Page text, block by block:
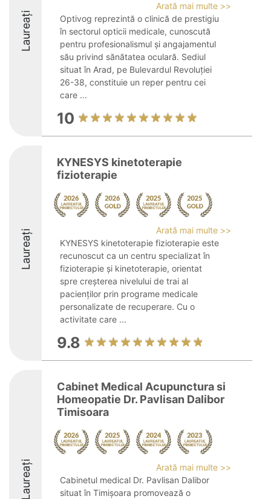
Laureați
Arată mai multe >>
Optivog reprezintă o clinică de prestigiu
în sectorul opticii medicale, cunoscută
pentru profesionalismul și angajamentul
său privind sănătatea oculară. Sediul
situat în Arad, pe Bulevardul Revoluției
26-38, constituie un reper pentru cei
care ...
10
Laureați
KYNESYS kinetoterapie
fizioterapie
Arată mai multe >>
KYNESYS kinetoterapie fizioterapie este
recunoscut ca un centru specializat în
fizioterapie și kinetoterapie, orientat
spre creșterea nivelului de trai al
pacienților prin programe medicale
personalizate de recuperare. Cu o
activitate care ...
9.8
Laureați
Cabinet Medical Acupunctura si
Homeopatie Dr. Pavlisan Dalibor
Timisoara
Arată mai multe >>
Cabinetul medical Dr. Pavlisan Dalibor
situat în Timișoara promovează o